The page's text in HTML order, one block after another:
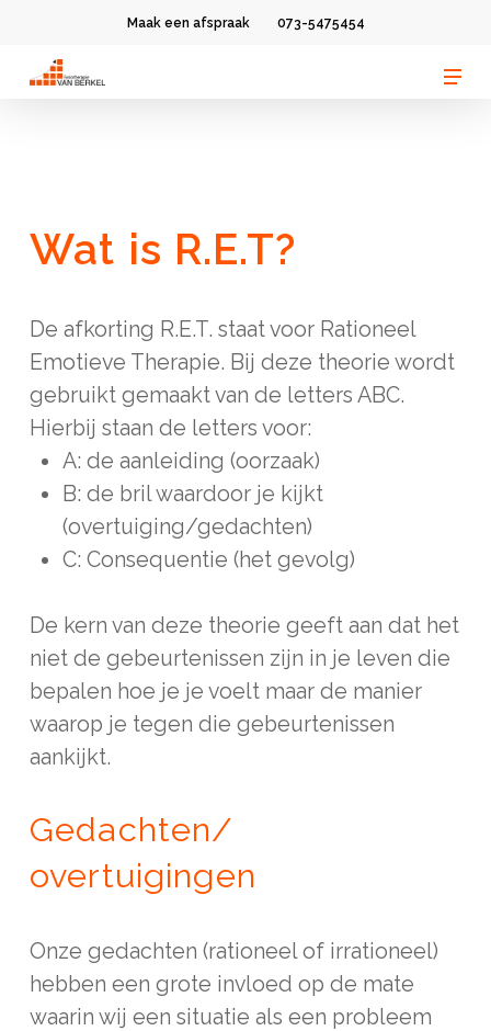
main
Maak een afspraak 073-5475454
Wat is R.E.T?
De afkorting R.E.T. staat voor Rationeel
Emotieve Therapie. Bij deze theorie wordt
gebruikt gemaakt van de letters ABC.
Hierbij staan de letters voor:
A: de aanleiding (oorzaak)
B: de bril waardoor je kijkt
(overtuiging/gedachten)
C: Consequentie (het gevolg)
De kern van deze theorie geeft aan dat het
niet de gebeurtenissen zijn in je leven die
bepalen hoe je je voelt maar de manier
waarop je tegen die gebeurtenissen
aankijkt.
Gedachten/
overtuigingen
Onze gedachten (rationeel of irrationeel)
hebben een grote invloed op de mate
waarin wij een situatie als een probleem
Close